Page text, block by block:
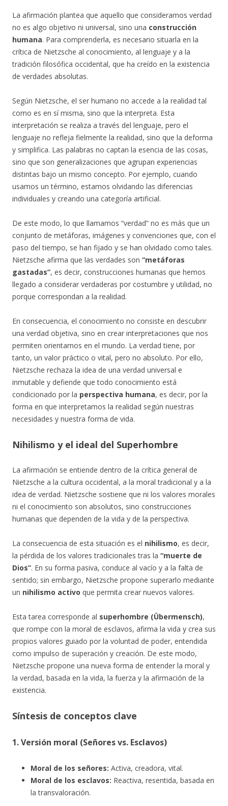
La afirmación plantea que aquello que consideramos verdad
no es algo objetivo ni universal, sino una construcción
humana. Para comprenderla, es necesario situarla en la
crítica de Nietzsche al conocimiento, al lenguaje y a la
tradición filosófica occidental, que ha creído en la existencia
de verdades absolutas.
Según Nietzsche, el ser humano no accede a la realidad tal
como es en sí misma, sino que la interpreta. Esta
interpretación se realiza a través del lenguaje, pero el
lenguaje no refleja fielmente la realidad, sino que la deforma
y simplifica. Las palabras no captan la esencia de las cosas,
sino que son generalizaciones que agrupan experiencias
distintas bajo un mismo concepto. Por ejemplo, cuando
usamos un término, estamos olvidando las diferencias
individuales y creando una categoría artificial.
De este modo, lo que llamamos “verdad” no es más que un
conjunto de metáforas, imágenes y convenciones que, con el
paso del tiempo, se han fijado y se han olvidado como tales.
Nietzsche afirma que las verdades son “metáforas
gastadas”, es decir, construcciones humanas que hemos
llegado a considerar verdaderas por costumbre y utilidad, no
porque correspondan a la realidad.
En consecuencia, el conocimiento no consiste en descubrir
una verdad objetiva, sino en crear interpretaciones que nos
permiten orientarnos en el mundo. La verdad tiene, por
tanto, un valor práctico o vital, pero no absoluto. Por ello,
Nietzsche rechaza la idea de una verdad universal e
inmutable y defiende que todo conocimiento está
condicionado por la perspectiva humana, es decir, por la
forma en que interpretamos la realidad según nuestras
necesidades y nuestra forma de vida.
Nihilismo y el ideal del Superhombre
La afirmación se entiende dentro de la crítica general de
Nietzsche a la cultura occidental, a la moral tradicional y a la
idea de verdad. Nietzsche sostiene que ni los valores morales
ni el conocimiento son absolutos, sino construcciones
humanas que dependen de la vida y de la perspectiva.
La consecuencia de esta situación es el nihilismo, es decir,
la pérdida de los valores tradicionales tras la “muerte de
Dios”. En su forma pasiva, conduce al vacío y a la falta de
sentido; sin embargo, Nietzsche propone superarlo mediante
un nihilismo activo que permita crear nuevos valores.
Esta tarea corresponde al superhombre (Übermensch),
que rompe con la moral de esclavos, afirma la vida y crea sus
propios valores guiado por la voluntad de poder, entendida
como impulso de superación y creación. De este modo,
Nietzsche propone una nueva forma de entender la moral y
la verdad, basada en la vida, la fuerza y la afirmación de la
existencia.
Síntesis de conceptos clave
1. Versión moral (Señores vs. Esclavos)
Moral de los señores: Activa, creadora, vital.
Moral de los esclavos: Reactiva, resentida, basada en
la transvaloración.